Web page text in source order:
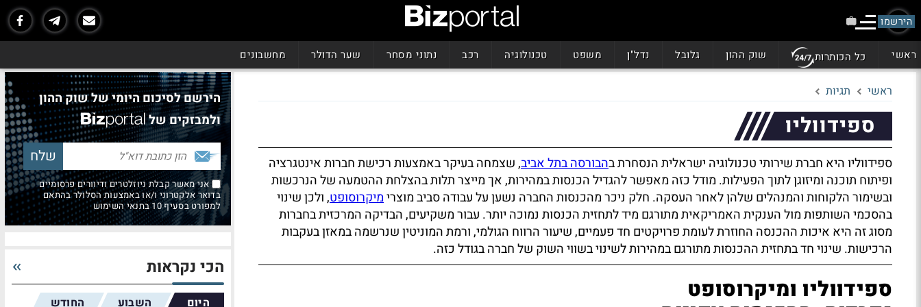
הירשמו
ראשי כל הכותרות שוק ההון גלובל נדל"ן משפט טכנולוגיה רכב נתוני מסחר שער הדולר מחשבונים
ראשי תגיות
ספידווליו
ספידווליו היא חברת שירותי טכנולוגיה ישראלית הנסחרת בהבורסה בתל אביב, שצמחה בעיקר באמצעות רכישת חברות אינטגרציה
ופיתוח תוכנה ומיזוגן לתוך הפעילות. מודל כזה מאפשר להגדיל הכנסות במהירות, אך מייצר תלות בהצלחת ההטמעה של הנרכשות
ובשימור הלקוחות והמנהלים שלהן לאחר העסקה. חלק ניכר מהכנסות החברה נשען על עבודה סביב מוצרימיקרוסופט, ולכן שינוי
בהסכמי השותפות מול הענקית האמריקאית מתורגם מיד לתחזית הכנסות נמוכה יותר. עבור משקיעים, הבדיקה המרכזית בחברות
מסוג זה היא איכות ההכנסה החוזרת לעומת פרויקטים חד פעמיים, שיעור הרווח הגולמי, ורמת המוניטין שנרשמה במאזן בעקבות
הרכישות. שינוי חד בתחזית ההכנסות מתורגם במהירות לשינוי בשווי השוק של חברה בגודל כזה.
ספידווליו ומיקרוסופט
הירשם לסיכום היומי של שוק ההון
ולמבזקים של
אני מאשר קבלת ניוזלטרים ודיוורים פרסומיים
בדואר אלקטרוני ו/או באמצעות הסלולר בהתאם
למפורט בסעיף 10 בתנאי השימוש
הכי נקראות
היום השבוע החודש